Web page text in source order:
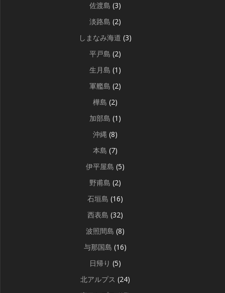
佐渡島 (3)
淡路島 (2)
しまなみ海道 (3)
平戸島 (2)
生月島 (1)
軍艦島 (2)
樺島 (2)
加部島 (1)
沖縄 (8)
本島 (7)
伊平屋島 (5)
野甫島 (2)
石垣島 (16)
西表島 (32)
波照間島 (8)
与那国島 (16)
日帰り (5)
北アルプス (24)